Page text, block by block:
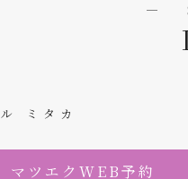
―
ミタカ
マツエクWEB予約